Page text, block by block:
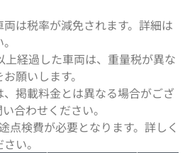
は税率が減免されます。詳細は
上経過した車両は、重量税が異な
願いします。
掲載料金とは異なる場合がござ
合わせください。
点検費が必要となります。詳しく
い。